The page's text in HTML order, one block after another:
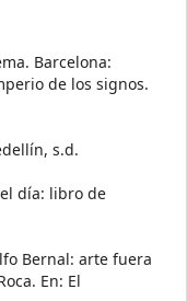
Barcelona:
de los signos.
s.d.
día: libro de
Bernal: arte fuera
En: El